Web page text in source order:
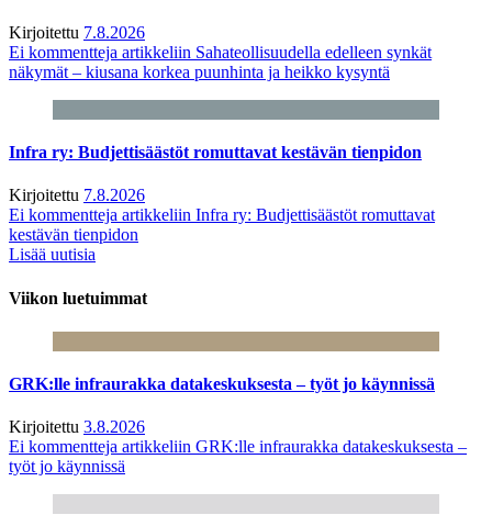
Kirjoitettu 7.8.2026
Ei kommentteja artikkeliin Sahateollisuudella edelleen synkät
näkymät – kiusana korkea puunhinta ja heikko kysyntä
Infra ry: Budjettisäästöt romuttavat kestävän tienpidon
Kirjoitettu 7.8.2026
Ei kommentteja artikkeliin Infra ry: Budjettisäästöt romuttavat
kestävän tienpidon
Lisää uutisia
Viikon luetuimmat
GRK:lle infraurakka datakeskuksesta – työt jo käynnissä
Kirjoitettu 3.8.2026
Ei kommentteja artikkeliin GRK:lle infraurakka datakeskuksesta –
työt jo käynnissä